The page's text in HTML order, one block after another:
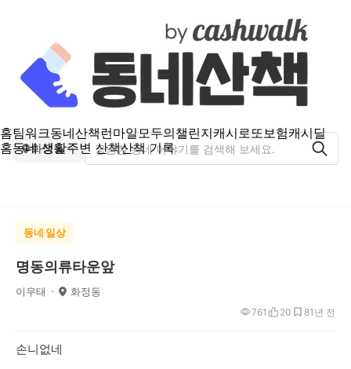
홈팀워크동네산책런마일모두의챌린지캐시로또보험캐시딜
홈동네 생활주변 산책산책 기록
화정동
동네 일상
명동의류타운앞
이우태 화정동
1년 전
761 20 8
손니없네